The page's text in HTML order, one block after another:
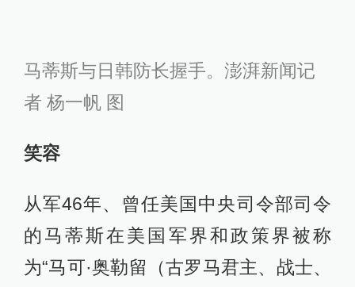
马蒂斯与日韩防长握手。澎湃新闻记
者 杨一帆 图
笑容
从军46年、曾任美国中央司令部司令
的马蒂斯在美国军界和政策界被称
为“马可·奥勒留（古罗马君主、战士、